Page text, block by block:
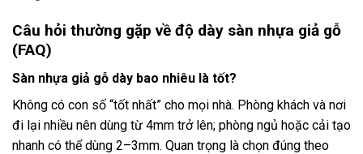
Câu hỏi thường gặp về độ dày sàn nhựa giả gỗ
(FAQ)
Sàn nhựa giả gỗ dày bao nhiêu là tốt?
Không có con số “tốt nhất” cho mọi nhà. Phòng khách và nơi
đi lại nhiều nên dùng từ 4mm trở lên; phòng ngủ hoặc cải tạo
nhanh có thể dùng 2–3mm. Quan trọng là chọn đúng theo